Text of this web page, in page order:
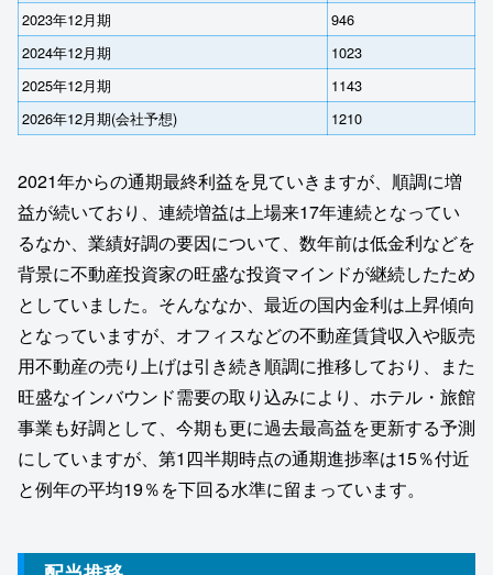
2023年12月期
946
2024年12月期
1023
2025年12月期
1143
2026年12月期(会社予想)
1210
2021年からの通期最終利益を見ていきますが、順調に増
益が続いており、連続増益は上場来17年連続となってい
るなか、業績好調の要因について、数年前は低金利などを
背景に不動産投資家の旺盛な投資マインドが継続したため
としていました。そんななか、最近の国内金利は上昇傾向
となっていますが、オフィスなどの不動産賃貸収入や販売
用不動産の売り上げは引き続き順調に推移しており、また
旺盛なインバウンド需要の取り込みにより、ホテル・旅館
事業も好調として、今期も更に過去最高益を更新する予測
にしていますが、第1四半期時点の通期進捗率は15％付近
と例年の平均19％を下回る水準に留まっています。